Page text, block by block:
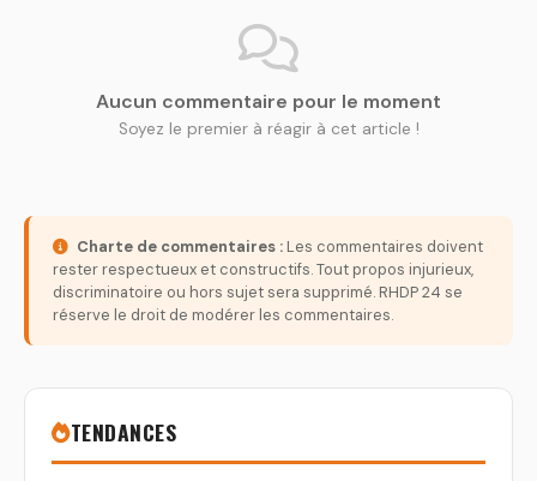
Aucun commentaire pour le moment
Soyez le premier à réagir à cet article !
Charte de commentaires : Les commentaires doivent
rester respectueux et constructifs. Tout propos injurieux,
discriminatoire ou hors sujet sera supprimé. RHDP 24 se
réserve le droit de modérer les commentaires.
TENDANCES